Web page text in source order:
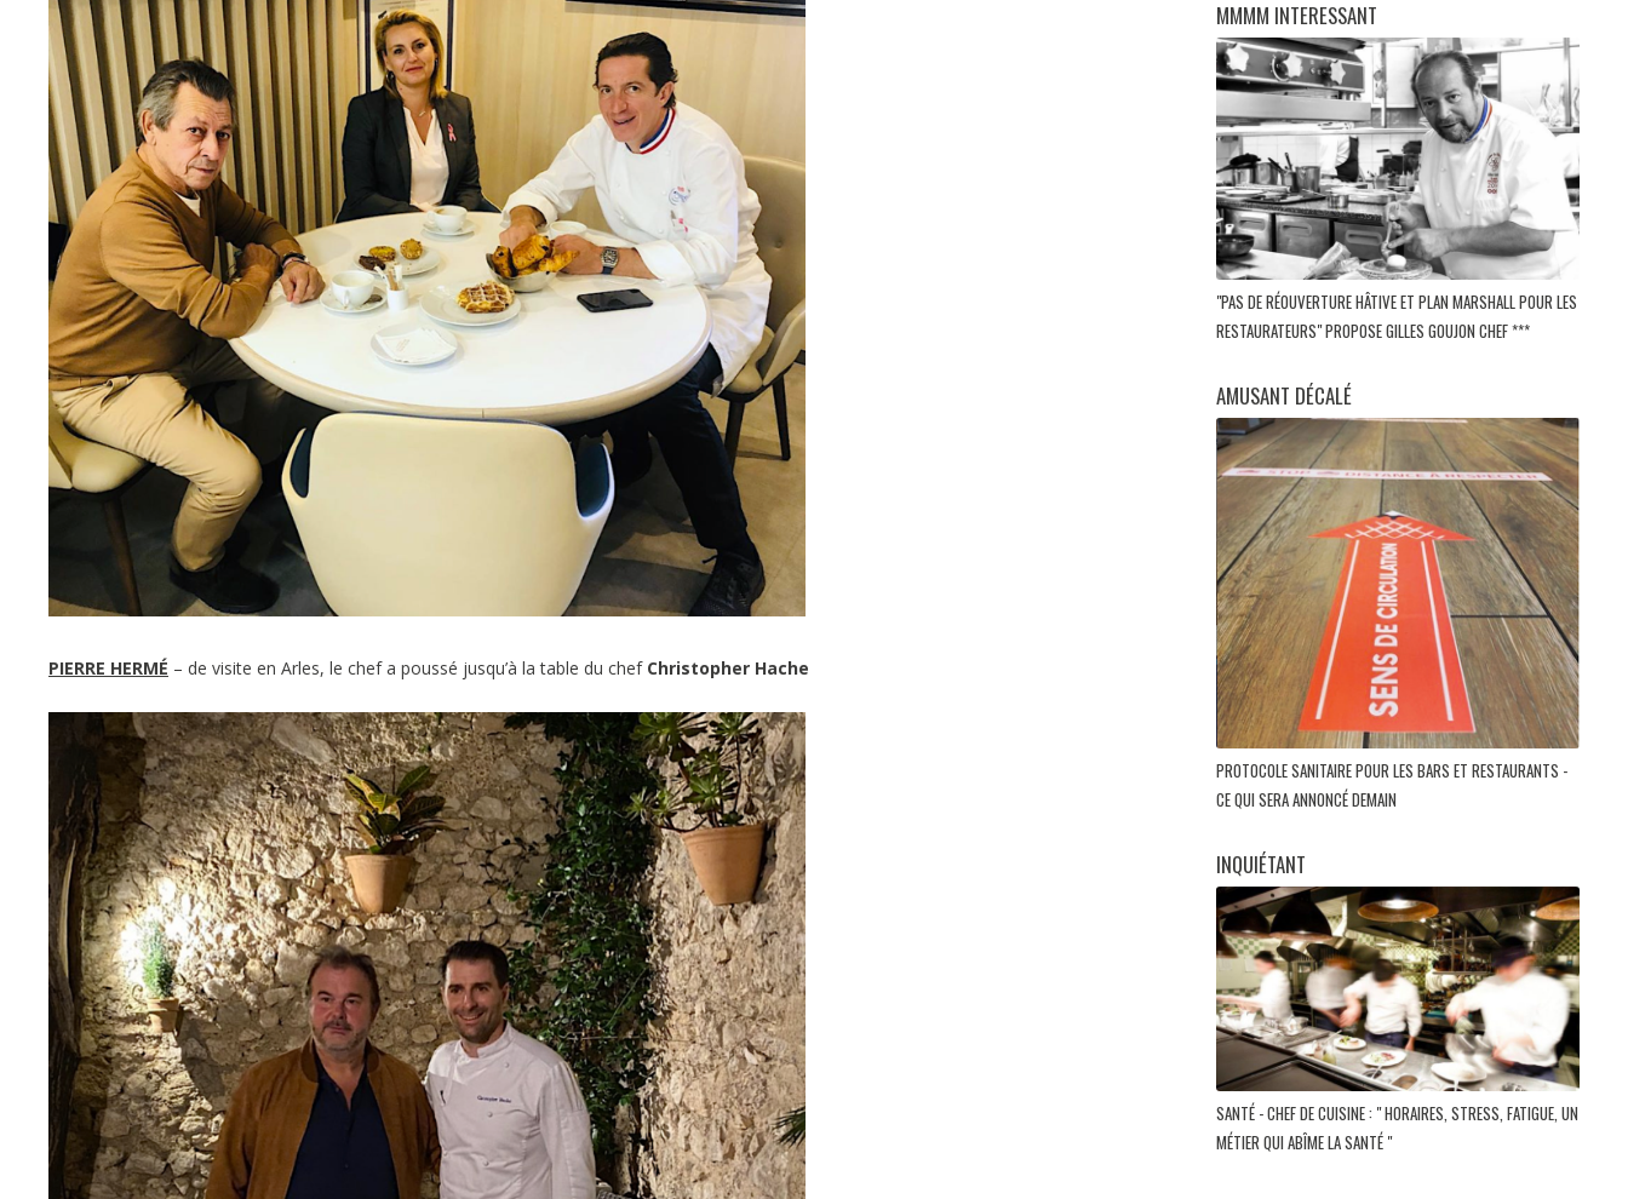
PIERRE HERMÉ – de visite en Arles, le chef a poussé jusqu’à la table du chefChristopher Hache
MMMM INTERESSANT
"PAS DE RÉOUVERTURE HÂTIVE ET PLAN MARSHALL POUR LES
RESTAURATEURS" PROPOSE GILLES GOUJON CHEF ***
AMUSANT DÉCALÉ
PROTOCOLE SANITAIRE POUR LES BARS ET RESTAURANTS -
CE QUI SERA ANNONCÉ DEMAIN
INQUIÉTANT
SANTÉ - CHEF DE CUISINE : " HORAIRES, STRESS, FATIGUE, UN
MÉTIER QUI ABÎME LA SANTÉ "